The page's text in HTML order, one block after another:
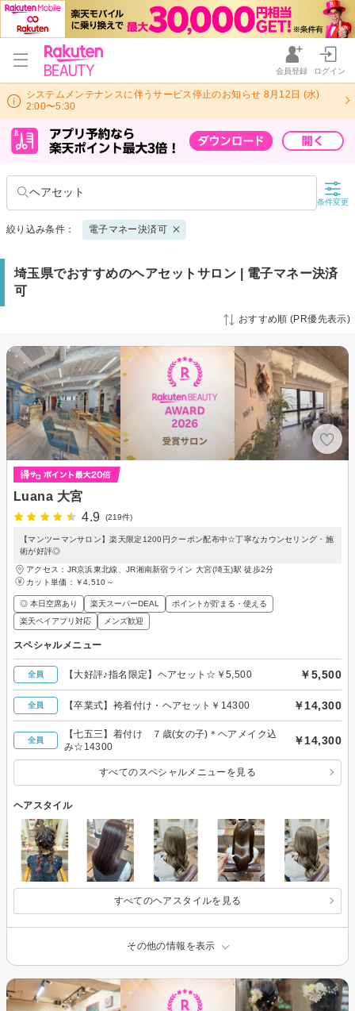
会員登録 ログイン
システムメンテナンスに伴うサービス停止のお知らせ 8月12日 (水)
2:00〜5:30
ヘアセット
条件変更
絞り込み条件： 電子マネー決済可
埼玉県でおすすめのヘアセットサロン | 電子マネー決済
可
おすすめ順 (PR優先表示)
Luana 大宮
4.9
(219件)
【マンツーマンサロン】楽天限定1200円クーポン配布中☆丁寧なカウンセリング・施
術が好評◎
アクセス：JR京浜東北線、JR湘南新宿ライン 大宮(埼玉)駅 徒歩2分
カット単価： ￥4,510～
◎ 本日空席あり 楽天スーパーDEAL
ポイントが貯まる・使える
楽天ペイアプリ対応
メンズ歓迎
スペシャルメニュー
全員 【大好評♪指名限定】ヘアセット☆￥5,500 ￥5,500
全員 【卒業式】袴着付け・ヘアセット￥14300 ￥14,300
全員
【七五三】着付け ７歳(女の子)＊ヘアメイク込
み☆14300
￥14,300
すべてのスペシャルメニューを見る
ヘアスタイル
すべてのヘアスタイルを見る
その他の情報を表示